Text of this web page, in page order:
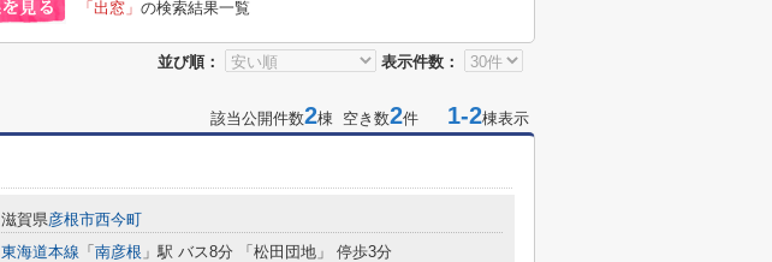
「出窓」 の検索結果一覧
並び順： 表示件数：
該当公開件数2棟 空き数2件 1-2棟表示
滋賀県彦根市西今町
東海道本線 「 南彦根 」駅 バス8分 「松田団地」 停歩3分